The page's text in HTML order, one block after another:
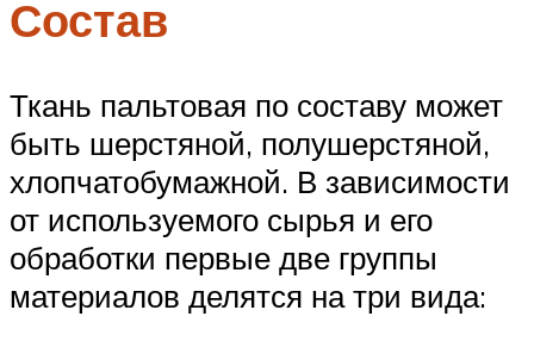
Состав
Ткань пальтовая по составу может
быть шерстяной, полушерстяной,
хлопчатобумажной. В зависимости
от используемого сырья и его
обработки первые две группы
материалов делятся на три вида: